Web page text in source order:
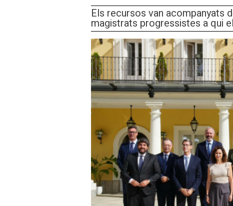
Els recursos van acompanyats
magistrats progressistes a qui